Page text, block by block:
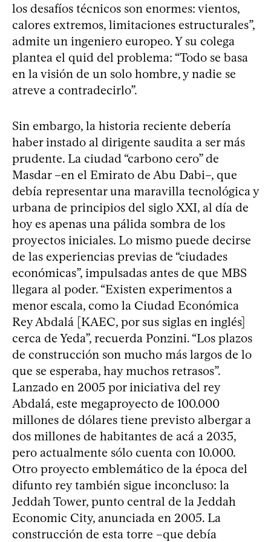
los desafíos técnicos son enormes: vientos,
calores extremos, limitaciones estructurales”,
admite un ingeniero europeo. Y su colega
plantea el quid del problema: “Todo se basa
en la visión de un solo hombre, y nadie se
atreve a contradecirlo”.
Sin embargo, la historia reciente debería
haber instado al dirigente saudita a ser más
prudente. La ciudad “carbono cero” de
Masdar –en el Emirato de Abu Dabi–, que
debía representar una maravilla tecnológica y
urbana de principios del siglo XXI, al día de
hoy es apenas una pálida sombra de los
proyectos iniciales. Lo mismo puede decirse
de las experiencias previas de “ciudades
económicas”, impulsadas antes de que MBS
llegara al poder. “Existen experimentos a
menor escala, como la Ciudad Económica
Rey Abdalá [KAEC, por sus siglas en inglés]
cerca de Yeda”, recuerda Ponzini. “Los plazos
de construcción son mucho más largos de lo
que se esperaba, hay muchos retrasos”.
Lanzado en 2005 por iniciativa del rey
Abdalá, este megaproyecto de 100.000
millones de dólares tiene previsto albergar a
dos millones de habitantes de acá a 2035,
pero actualmente sólo cuenta con 10.000.
Otro proyecto emblemático de la época del
difunto rey también sigue inconcluso: la
Jeddah Tower, punto central de la Jeddah
Economic City, anunciada en 2005. La
construcción de esta torre –que debía